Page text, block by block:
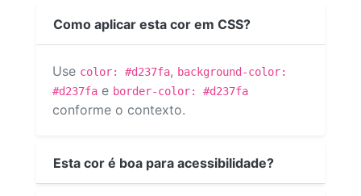
Como aplicar esta cor em CSS?
Use color: #d237fa, background-color:
#d237fa e border-color: #d237fa
conforme o contexto.
Esta cor é boa para acessibilidade?